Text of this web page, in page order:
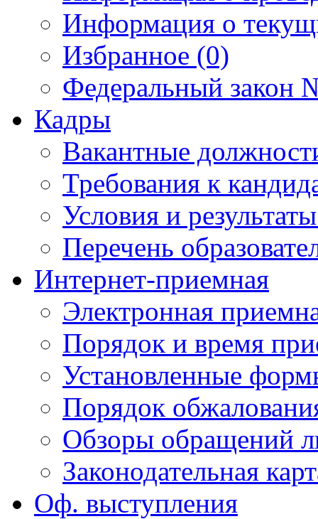
Информация о
Избранное (0)
Федеральный закон
Кадры
Вакантные
Требования к
Условия и
Перечень
Интернет-приемная
Электронная
Порядок и время
Установленные
Порядок
Обзоры обращений
Законодательная
Оф. выступления